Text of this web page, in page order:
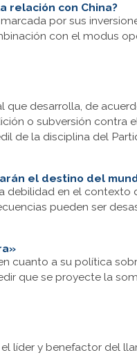
relación con China?
por sus
con el modus
desarrolla, de
o subversión
de la disciplina del
el destino del
en el
pueden ser
cuanto a su política
que se proyecte la
líder y benefactor del